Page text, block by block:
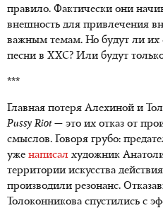
правило. Фактически они
внешность для привлечения
важным темам. Но будут ли их
песни в ХХС? Или будут
***
Главная потеря Алехиной и
Pussy Riot— это их отказ от
смыслов. Говоря грубо:
уже написал художник
территории искусства
производили резонанс.
Толоконникова спустились с